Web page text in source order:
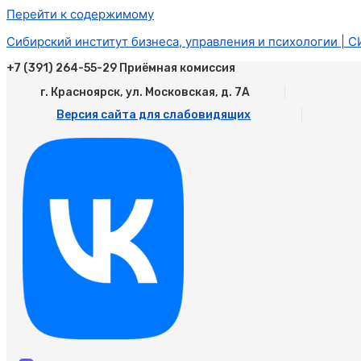
Перейти к содержимому
Сибирский институт бизнеса, управления и психологии |
+7 (391) 264-55-29 Приёмная комиссия
г. Красноярск, ул. Московская, д. 7А
Версия сайта для слабовидящих